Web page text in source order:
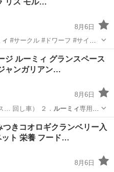
8月6日
#サークル #ドワーフ #サイレ
小動物
ジ ルーミィ グランスペース
ャンガリアン…
8月6日
… 回し車） ２． ルーミィ専用ホ
サークル #…
つきコオロギクランベリー入
ット 栄養 フード…
8月6日